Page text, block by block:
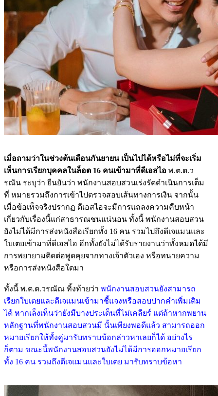
เมื่อถามว่าในช่วงต้นเดือนกันยายน เป็นไปได้หรือไม่ที่จะเริ่ม
เห็นการเรียกบุคคลในล็อต 16 คนเข้ามาที่ดีเอสไอ พ.ต.ต.ว
รณัน ระบุว่า ยืนยันว่า พนักงานสอบสวนเร่งรัดดำเนินการเต็ม
ที่ หมายรวมถึงการเข้าไปตรวจสอบเส้นทางการเงิน จากนั้น
เมื่อข้อเท็จจริงปรากฏ ดีเอสไอจะมีการแถลงความคืบหน้า
เกี่ยวกับเรื่องนี้แก่สาธารณชนแน่นอน ทั้งนี้ พนักงานสอบสวน
ยังไม่ได้มีการส่งหนังสือเรียกทั้ง 16 คน รวมไปถึงดีเจแมนและ
ใบเตยเข้ามาที่ดีเอสไอ อีกทั้งยังไม่ได้รับรายงานว่าทั้งหมดได้มี
การพยายามติดต่อพูดคุยจากทางเจ้าตัวเอง หรือทนายความ
หรือการส่งหนังสือใดมา
ทั้งนี้ พ.ต.ต.วรณัณ ทิ้งท้ายว่า พนักงานสอบสวนยังสามารถ
เรียกใบเตยและดีเจเเมนเข้ามาชี้แจงหรือสอบปากคำเพิ่มเติม
ได้ หากเล็งเห็นว่ายังมีบางประเด็นที่ไม่เคลียร์ แต่ถ้าหากพยาน
หลักฐานที่พนักงานสอบสวนมี นั้นเพียงพอดีแล้ว สามารถออก
หมายเรียกให้ทั้งคู่มารับทราบข้อกล่าวหาเลยก็ได้ อย่างไร
ก็ตาม ขณะนี้พนักงานสอบสวนยังไม่ได้มีการออกหมายเรียก
ทั้ง 16 คน รวมถึงดีเจแมนและใบเตย มารับทราบข้อหา